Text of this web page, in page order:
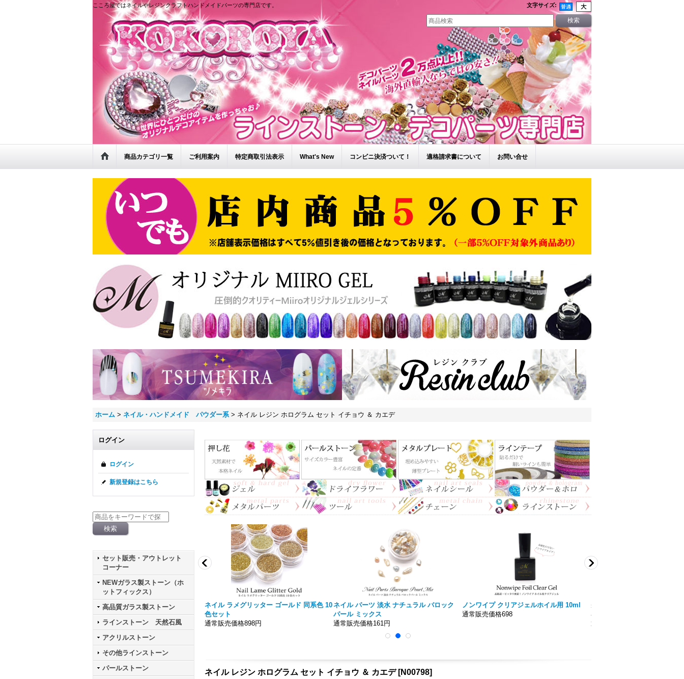
こころ屋ではネイルやレジンクラフトハンドメイドパーツの専門店です。 文字サイズ:
商品カテゴリ一覧 ご利用案内 特定商取引法表示 What's New コンビニ決済ついて！ 適格請求書について お問い合せ
ホーム > ネイル・ハンドメイド パウダー系 > ネイル レジン ホログラム セット イチョウ ＆ カエデ
ログイン
ログイン
新規登録はこちら
セット販売・アウトレット
コーナー
NEWガラス製ストーン（ホ
ットフィックス）
高品質ガラス製ストーン
ラインストーン 天然石風
アクリルストーン
その他ラインストーン
パールストーン
ニュアンス メタリック クロムパウダー ケ
ース入り
通常販売価格303円
ネイル ラメグリッター ゴールド 同系色 10
色セット
通常販売価格898円
ネイル パーツ 淡水 ナチュラル バロック
パール ミックス
通常販売価格161円
ノンワイプ クリアジェルホイル用 10ml
通常販売価格698
美色 Miiro】ノンワイプトッ
容量15ｍｌ 拭き取り不要！！
通常販売価格777円〜
ネイル レジン ホログラム セット イチョウ ＆ カエデ [N00798]